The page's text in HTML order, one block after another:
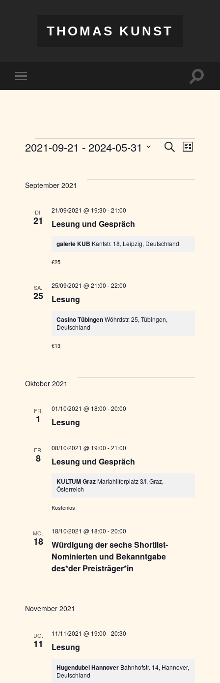
THOMAS KUNST
Menü
und
Suche
Liste
2021-09-21 - 2024-05-31
September 2021
DI.
21 Lesung und Gespräch
21/09/2021 @ 19:30 -21:00
galerie KUB Kantstr. 18, Leipzig, Deutschland
€25
SA.
25 Lesung
25/09/2021 @ 21:00 -22:00
Casino TübingenWöhrdstr. 25, Tübingen,
Deutschland
€13
Oktober 2021
FR.
1 Lesung
01/10/2021 @ 18:00 -20:00
FR.
8 Lesung und Gespräch
08/10/2021 @ 19:00 -21:00
KULTUM GrazMariahilferplatz 3/I, Graz,
Österreich
Kostenlos
MO.
18
Würdigung der sechs Shortlist-
Nominierten und Bekanntgabe
des*der Preisträger*in
18/10/2021 @ 18:00 -20:00
November 2021
DO.
11 Lesung
11/11/2021 @ 19:00 -20:30
Hugendubel Hannover Bahnhofstr. 14, Hannover,
Deutschland